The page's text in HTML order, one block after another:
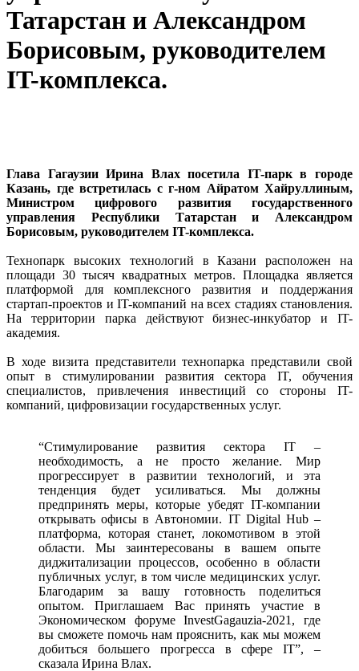
Татарстан и Александром
Борисовым, руководителем
IT-комплекса.
Глава Гагаузии Ирина Влах посетила IT-парк в городе
Казань, где встретилась с г-ном Айратом Хайруллиным,
Министром цифрового развития государственного
управления Республики Татарстан и Александром
Борисовым, руководителем IT-комплекса.
Технопарк высоких технологий в Казани расположен на
площади 30 тысяч квадратных метров. Площадка является
платформой для комплексного развития и поддержания
стартап-проектов и IT-компаний на всех стадиях становления.
На территории парка действуют бизнес-инкубатор и IT-
академия.
В ходе визита представители технопарка представили свой
опыт в стимулировании развития сектора IT, обучения
специалистов, привлечения инвестиций со стороны IT-
компаний, цифровизации государственных услуг.
“Стимулирование развития сектора IT –
необходимость, а не просто желание. Мир
прогрессирует в развитии технологий, и эта
тенденция будет усиливаться. Мы должны
предпринять меры, которые убедят IT-компании
открывать офисы в Автономии. IT Digital Hub –
платформа, которая станет, локомотивом в этой
области. Мы заинтересованы в вашем опыте
диджитализации процессов, особенно в области
публичных услуг, в том числе медицинских услуг.
Благодарим за вашу готовность поделиться
опытом. Приглашаем Вас принять участие в
Экономическом форуме InvestGagauzia-2021, где
вы сможете помочь нам прояснить, как мы можем
добиться большего прогресса в сфере IT”, –
сказала Ирина Влах.